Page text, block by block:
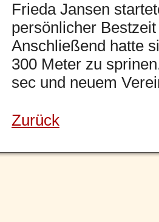
Frieda Jansen
persönlicher
Anschließend hatte
300 Meter zu
sec und neuem
Zurück